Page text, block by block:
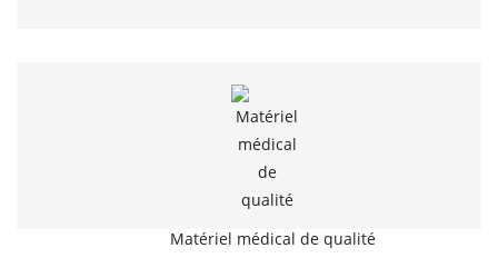
Matériel médical de qualité